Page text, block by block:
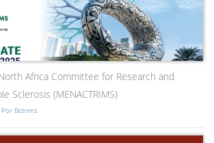
Africa Committee for Research and
Sclerosis (MENACTRIMS)
Por Bctrims